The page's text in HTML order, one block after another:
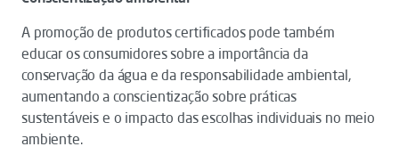
A promoção de produtos certificados pode também
educar os consumidores sobre a importância da
conservação da água e da responsabilidade ambiental,
aumentando a conscientização sobre práticas
sustentáveis e o impacto das escolhas individuais no meio
ambiente.